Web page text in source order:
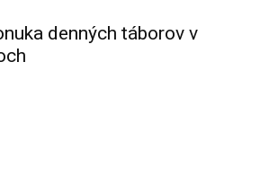
denných táborov v